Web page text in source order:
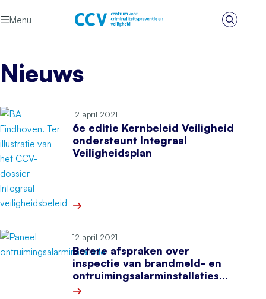
Menu
Zoeken
Nieuws
12 april 2021
6e editie Kernbeleid Veiligheid
ondersteunt Integraal
Veiligheidsplan
12 april 2021
Betere afspraken over
inspectie van brandmeld- en
ontruimingsalarminstallaties
met CCV-keurmerk